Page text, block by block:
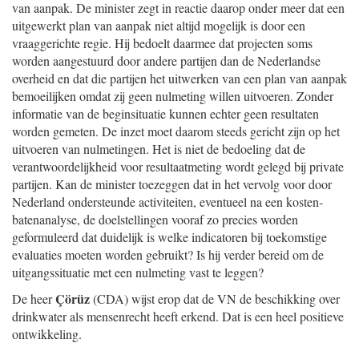
van aanpak. De minister zegt in reactie daarop onder meer dat een
uitgewerkt plan van aanpak niet altijd mogelijk is door een
vraaggerichte regie. Hij bedoelt daarmee dat projecten soms
worden aangestuurd door andere partijen dan de Nederlandse
overheid en dat die partijen het uitwerken van een plan van aanpak
bemoeilijken omdat zij geen nulmeting willen uitvoeren. Zonder
informatie van de beginsituatie kunnen echter geen resultaten
worden gemeten. De inzet moet daarom steeds gericht zijn op het
uitvoeren van nulmetingen. Het is niet de bedoeling dat de
verantwoordelijkheid voor resultaatmeting wordt gelegd bij private
partijen. Kan de minister toezeggen dat in het vervolg voor door
Nederland ondersteunde activiteiten, eventueel na een kosten-
batenanalyse, de doelstellingen vooraf zo precies worden
geformuleerd dat duidelijk is welke indicatoren bij toekomstige
evaluaties moeten worden gebruikt? Is hij verder bereid om de
uitgangssituatie met een nulmeting vast te leggen?
De heerÇörüz(CDA) wijst erop dat de VN de beschikking over
drinkwater als mensenrecht heeft erkend. Dat is een heel positieve
ontwikkeling.